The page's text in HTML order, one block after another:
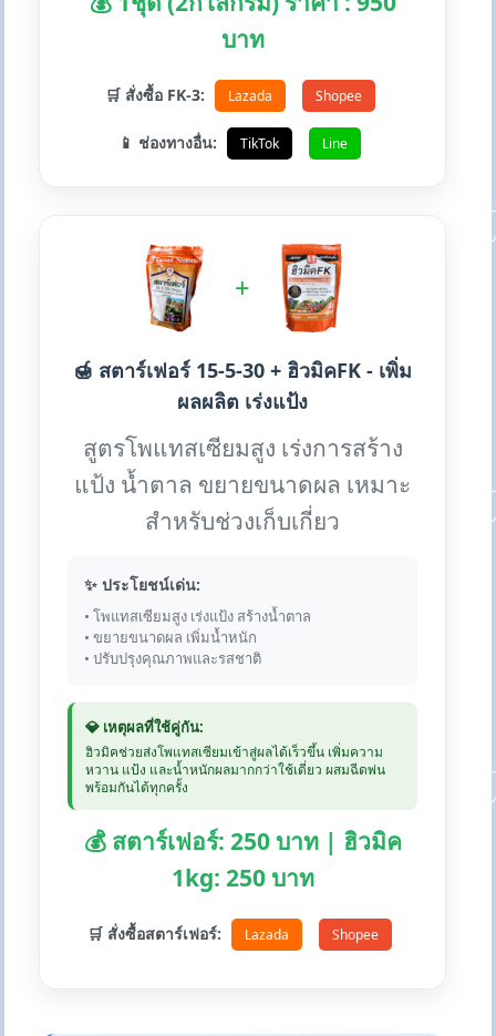
บาท
🛒 สั่งซื้อ FK-3: Lazada Shopee
📱 ช่องทางอื่น: TikTok Line
+
🍯 สตาร์เฟอร์ 15-5-30 + ฮิวมิคFK - เพิ่ม
ผลผลิต เร่งแป้ง
สูตรโพแทสเซียมสูง เร่งการสร้าง
แป้ง น้ำตาล ขยายขนาดผล เหมาะ
สำหรับช่วงเก็บเกี่ยว
✨ ประโยชน์เด่น:
• โพแทสเซียมสูง เร่งแป้ง สร้างน้ำตาล
• ขยายขนาดผล เพิ่มน้ำหนัก
• ปรับปรุงคุณภาพและรสชาติ
💎 เหตุผลที่ใช้คู่กัน:
ฮิวมิคช่วยส่งโพแทสเซียมเข้าสู่ผลได้เร็วขึ้น เพิ่มความ
หวาน แป้ง และน้ำหนักผลมากกว่าใช้เดี่ยว ผสมฉีดพ่น
พร้อมกันได้ทุกครั้ง
💰 สตาร์เฟอร์: 250 บาท | ฮิวมิค
1kg: 250 บาท
🛒 สั่งซื้อสตาร์เฟอร์: Lazada Shopee